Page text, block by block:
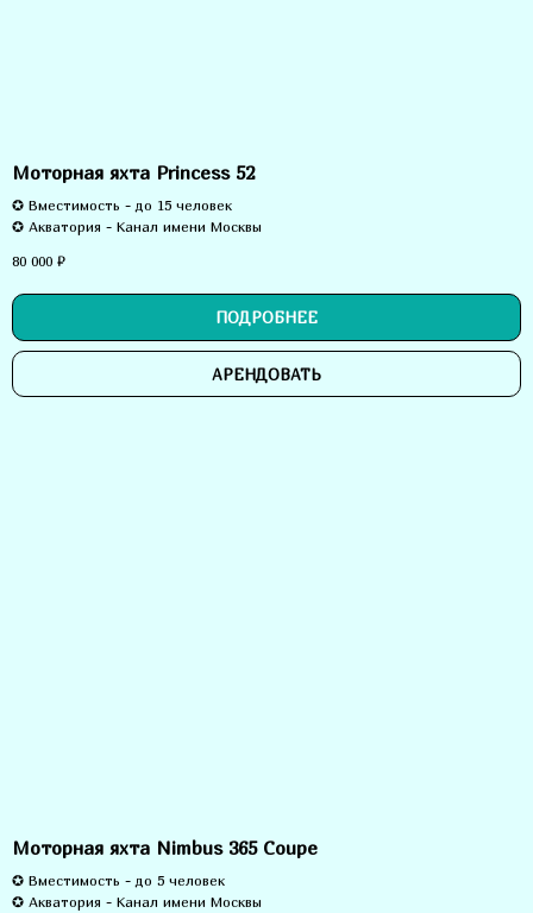
Моторная яхта Princess 52
✪ Вместимость - до 15 человек
✪ Акватория - Канал имени Москвы
80 000 ₽
ПОДРОБНЕЕ
АРЕНДОВАТЬ
Моторная яхта Nimbus 365 Coupe
✪ Вместимость - до 5 человек
✪ Акватория - Канал имени Москвы